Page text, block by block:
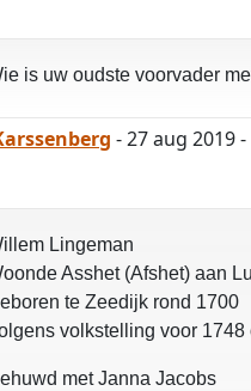
is uw oudste voorvader
- 27 aug 2019
Lingeman
Asshet (Afshet) aan
te Zeedijk rond 1700
volkstelling voor 1748
met Janna Jacobs